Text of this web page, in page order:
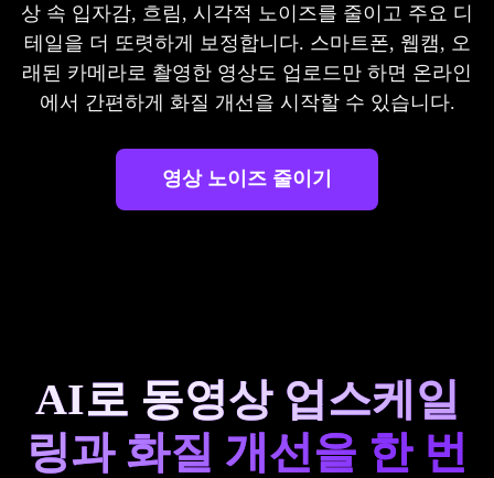
상 속 입자감, 흐림, 시각적 노이즈를 줄이고 주요 디
테일을 더 또렷하게 보정합니다. 스마트폰, 웹캠, 오
래된 카메라로 촬영한 영상도 업로드만 하면 온라인
에서 간편하게 화질 개선을 시작할 수 있습니다.
영상 노이즈 줄이기
AI로 동영상 업스케일
링과 화질 개선을 한 번